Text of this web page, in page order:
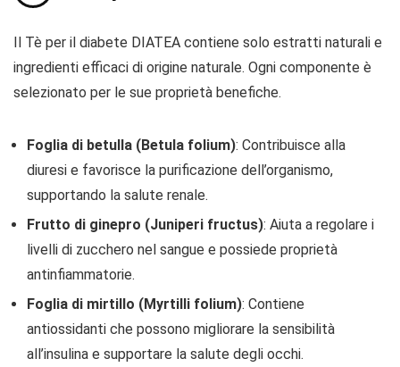
Il Tè per il diabete DIATEA contiene solo estratti naturali e
ingredienti efficaci di origine naturale. Ogni componente è
selezionato per le sue proprietà benefiche.
Foglia di betulla (Betula folium): Contribuisce alla
diuresi e favorisce la purificazione dell’organismo,
supportando la salute renale.
Frutto di ginepro (Juniperi fructus): Aiuta a regolare i
livelli di zucchero nel sangue e possiede proprietà
antinfiammatorie.
Foglia di mirtillo (Myrtilli folium): Contiene
antiossidanti che possono migliorare la sensibilità
all’insulina e supportare la salute degli occhi.